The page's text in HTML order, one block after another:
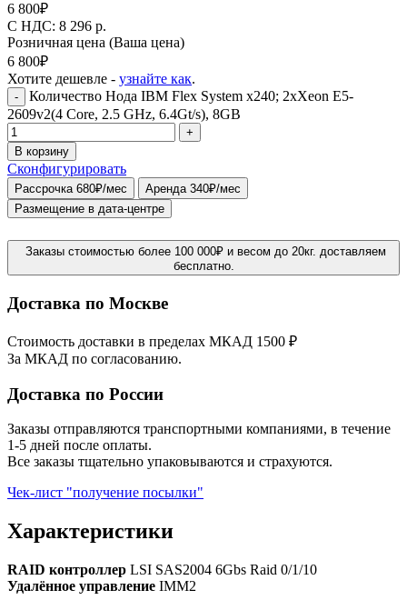
6 800₽
C НДС: 8 296 р.
Розничная цена (Ваша цена)
6 800₽
Хотите дешевле - узнайте как.
-
Количество Нода IBM Flex System x240; 2xXeon E5-
2609v2(4 Core, 2.5 GHz, 6.4Gt/s), 8GB
+
В корзину
Сконфигурировать
Рассрочка 680₽/мес
Аренда 340₽/мес
Размещение в дата-центре
Заказы стоимостью более 100 000₽ и весом до 20кг. доставляем
бесплатно.
Доставка по Москве
Стоимость доставки в пределах МКАД 1500 ₽
За МКАД по согласованию.
Доставка по России
Заказы отправляются транспортными компаниями, в течение
1-5 дней после оплаты.
Все заказы тщательно упаковываются и страхуются.
Чек-лист "получение посылки"
Характеристики
RAID контроллер LSI SAS2004 6Gbs Raid 0/1/10
Удалённое управление IMM2